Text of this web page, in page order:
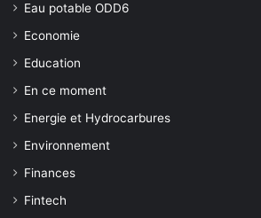
Eau potable ODD6
Economie
Education
En ce moment
Energie et Hydrocarbures
Environnement
Finances
Fintech